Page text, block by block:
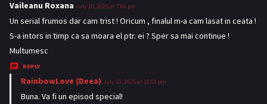
s
:
Vaileanu Roxana s
a
y
July 10, 2025 at 7:06 pm
Un serial frumos dar cam trist ! Oricum , finalul m-a cam lasat in ceata !
S-a intors in timp ca sa moara el ptr. ei ? Sper sa mai continue !
Multumesc
REPLY
RainbowLove (Deea) s
a
July 10, 2025 at 10:03 pm
Buna. Va fi un episod special!